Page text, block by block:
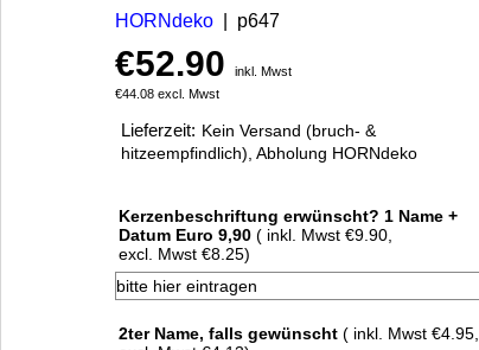
HORNdeko p647
€52.90
inkl. Mwst
€44.08 excl. Mwst
Lieferzeit: Kein Versand (bruch- &
hitzeempfindlich), Abholung HORNdeko
Kerzenbeschriftung erwünscht? 1 Name +
Datum Euro 9,90 ( inkl. Mwst €9.90,
excl. Mwst €8.25)
2ter Name, falls gewünscht ( inkl. Mwst €4.95,